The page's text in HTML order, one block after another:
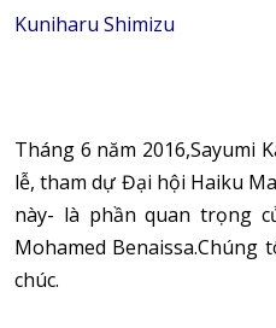
Kuniharu Shimizu
Tháng 6 năm 2016,Sayumi
lễ, tham dự Đại hội Haiku
này- là phần quan trọng
Mohamed
chúc.